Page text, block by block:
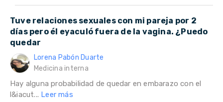
Tuve relaciones sexuales con mi pareja por 2
días pero él eyaculó fuera de la vagina. ¿Puedo
quedar
Lorena Pabón Duarte
Medicina interna
Hay alguna probabilidad de quedar en embarazo con el
l&iacut... Leer más